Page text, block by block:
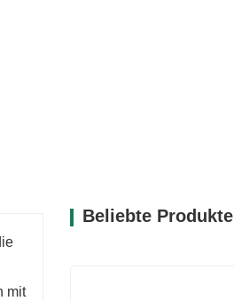
mit
Beliebte Produkte